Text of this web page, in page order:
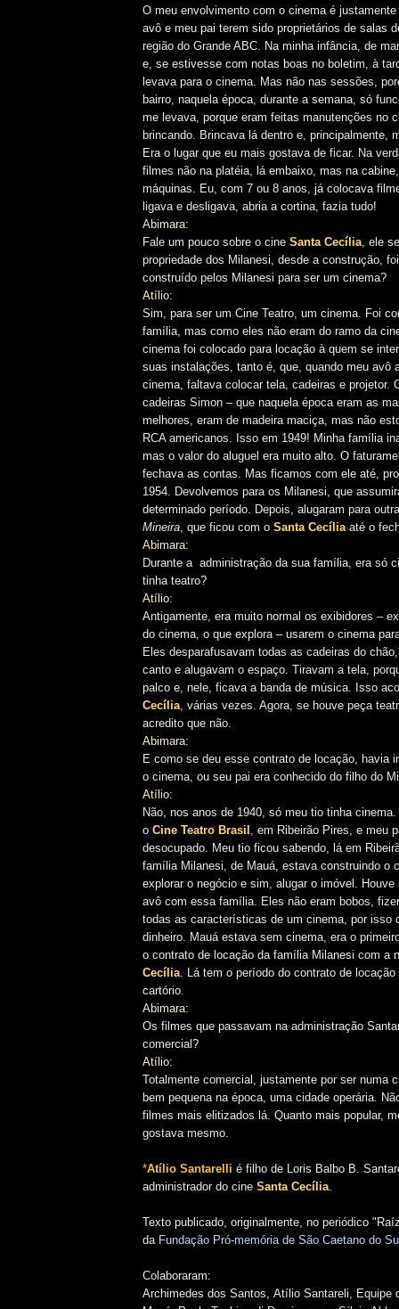
O meu envolvimento com o cinema é
avô e meu pai terem sido proprietários de salas
região do Grande ABC. Na minha infância, de
e, se estivesse com notas boas no boletim, à
levava para o cinema. Mas não nas sessões,
bairro, naquela época, durante a semana, só
me levava, porque eram feitas manutenções no
brincando. Brincava lá dentro e, principalmente,
Era o lugar que eu mais gostava de ficar. Na
filmes não na platéia, lá embaixo, mas na
máquinas. Eu, com 7 ou 8 anos, já colocava
ligava e desligava, abria a cortina, fazia tudo!
Abimara:
Fale um pouco sobre o cine Santa Cecília , ele
propriedade dos Milanesi, desde a construção,
construído pelos Milanesi para ser um cinema?
Atílio:
Sim, para ser um Cine Teatro, um cinema. Foi
família, mas como eles não eram do ramo da
cinema foi colocado para locação à quem se
suas instalações, tanto é, que, quando meu avô
cinema, faltava colocar tela, cadeiras e projetor.
cadeiras Simon – que naquela época eram as
melhores, eram de madeira maciça, mas não
RCA americanos. Isso em 1949! Minha família
mas o valor do aluguel era muito alto. O
fechava as contas. Mas ficamos com ele até,
1954. Devolvemos para os Milanesi, que
determinado período. Depois, alugaram para
Mineira , que ficou com o Santa Cecília até o
Abimara:
Durante a administração da sua família, era só
tinha teatro?
Atílio:
Antigamente, era muito normal os exibidores –
do cinema, o que explora – usarem o cinema
Eles desparafusavam todas as cadeiras do
canto e alugavam o espaço. Tiravam a tela,
palco e, nele, ficava a banda de música. Isso
Cecília , várias vezes. Agora, se houve peça
acredito que não.
Abimara:
E como se deu esse contrato de locação, havia
o cinema, ou seu pai era conhecido do filho do
Atílio:
Não, nos anos de 1940, só meu tio tinha
o Cine Teatro Brasil , em Ribeirão Pires, e meu
desocupado. Meu tio ficou sabendo, lá em
família Milanesi, de Mauá, estava construindo o
explorar o negócio e sim, alugar o imóvel.
avô com essa família. Eles não eram bobos,
todas as características de um cinema, por isso
dinheiro. Mauá estava sem cinema, era o
o contrato de locação da família Milanesi com a
Cecília . Lá tem o período do contrato de
cartório.
Abimara:
Os filmes que passavam na administração
comercial?
Atílio:
Totalmente comercial, justamente por ser numa
bem pequena na época, uma cidade operária.
filmes mais elitizados lá. Quanto mais popular,
gostava mesmo.
*Atílio Santarelli é filho de Loris Balbo B.
administrador do cine Santa Cecília
Texto publicado, originalmente, no periódico
da Fundação Pró-memória de São Caetano do
Colaboraram:
Archimedes dos Santos, Atílio Santareli, Equipe